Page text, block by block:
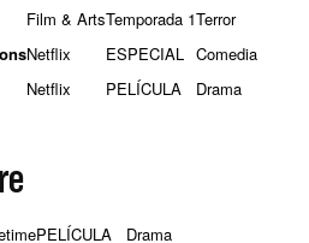
Film & ArtsTemporada 1Terror
Netflix ESPECIAL
Comedia
Netflix PELÍCULA Drama
PELÍCULA
Drama